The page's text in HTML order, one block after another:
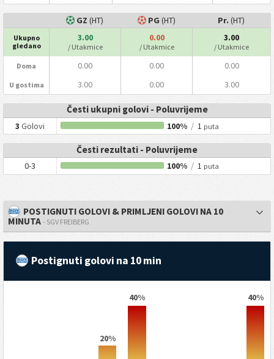
GZ (HT) PG (HT) Pr. (HT)
Ukupno
gledano
3.00
/ Utakmice
0.00
/ Utakmice
3.00
/ Utakmice
Doma 0.00 0.00 0.00
U gostima 3.00 0.00 3.00
Česti ukupni golovi - Poluvrijeme
3Golovi 100% / 1 puta
Česti rezultati - Poluvrijeme
0-3 100% / 1 puta
POSTIGNUTI GOLOVI & PRIMLJENI GOLOVI NA 10
MINUTA - SGV FREIBERG
Postignuti golovi na 10 min
20%
40% 40%